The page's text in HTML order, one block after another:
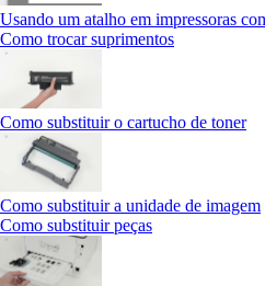
Usando um atalho em impressoras
Como trocar suprimentos
Como substituir o cartucho de toner
Como substituir a unidade de imagem
Como substituir peças